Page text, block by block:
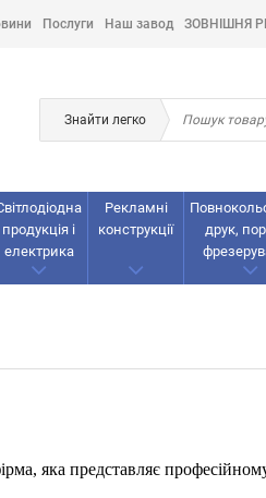
Послуги Наш завод ЗОВНІШНЯ
Знайти легко
продукція і
електрика
Рекламнi
конструкції
друк,
яка представляє